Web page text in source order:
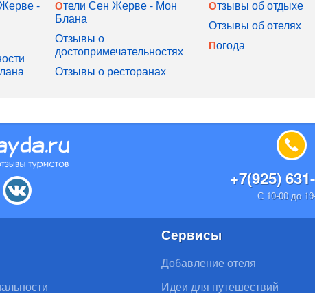
Отели Сен Жерве - Мон
Блана
Отзывы о
достопримечательностях
Отзывы о ресторанах
Отзывы об отдыхе
Отзывы об отелях
Погода
+7(925)
С 10-00 до
Сервисы
Добавление отеля
Идеи для путешествий